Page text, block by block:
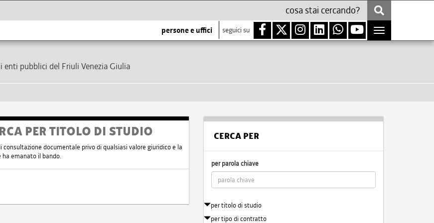
persone e uffici seguici su
Toggle
navigation
enti pubblici del Friuli Venezia Giulia
PER TITOLO DI STUDIO
documentale privo di qualsiasi valore giuridico e la
ha emanato il bando.
CERCA PER
per parola chiave
per titolo di studio
per tipo di contratto